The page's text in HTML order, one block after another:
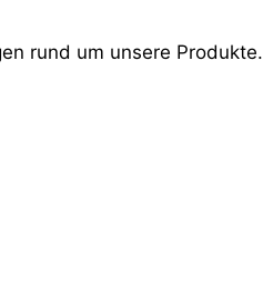
rund um unsere Produkte.